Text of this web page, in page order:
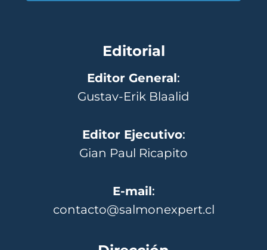
Editorial
Editor General:
Gustav-Erik Blaalid
Editor Ejecutivo:
Gian Paul Ricapito
E-mail:
contacto@salmonexpert.cl